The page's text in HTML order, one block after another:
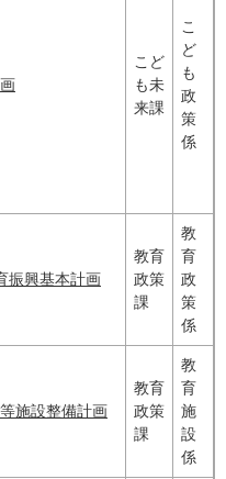
こど
も未
来課
こ
ど
も
政
策
係
振興基本計画
教育
政策
課
教
育
政
策
係
施設整備計画
教育
政策
課
教
育
施
設
係